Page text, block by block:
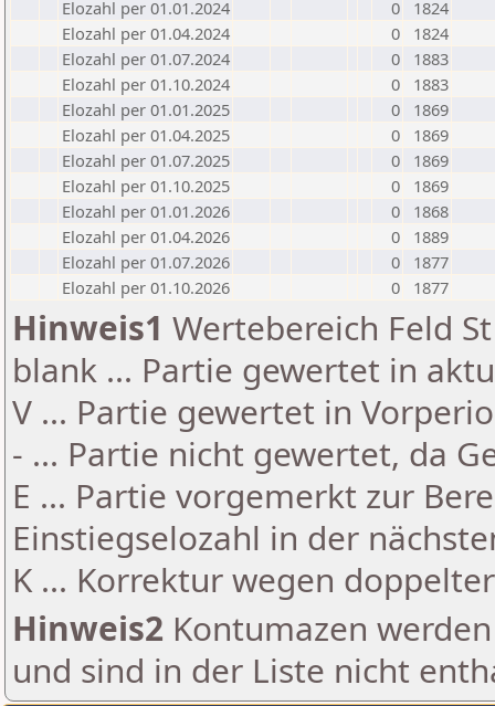
Elozahl per 01.01.2024
0
1824
Elozahl per 01.04.2024
0
1824
Elozahl per 01.07.2024
0
1883
Elozahl per 01.10.2024
0
1883
Elozahl per 01.01.2025
0
1869
Elozahl per 01.04.2025
0
1869
Elozahl per 01.07.2025
0
1869
Elozahl per 01.10.2025
0
1869
Elozahl per 01.01.2026
0
1868
Elozahl per 01.04.2026
0
1889
Elozahl per 01.07.2026
0
1877
Elozahl per 01.10.2026
0 1877
Hinweis1 Wertebereich Feld
blank ... Partie gewertet in
V ... Partie gewertet in
- ... Partie nicht gewertet, da
E ... Partie vorgemerkt zur
Einstiegselozahl in der
K ... Korrektur wegen
Hinweis2 Kontumazen
und sind in der Liste nicht